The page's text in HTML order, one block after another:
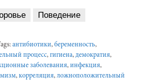
Поведение
антибиотики, беременность,
процесс, гигиена, демократия,
заболевания, инфекция,
, корреляция, ложноположительный